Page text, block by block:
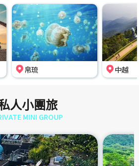
帛琉 中越
人小團旅
MINI GROUP